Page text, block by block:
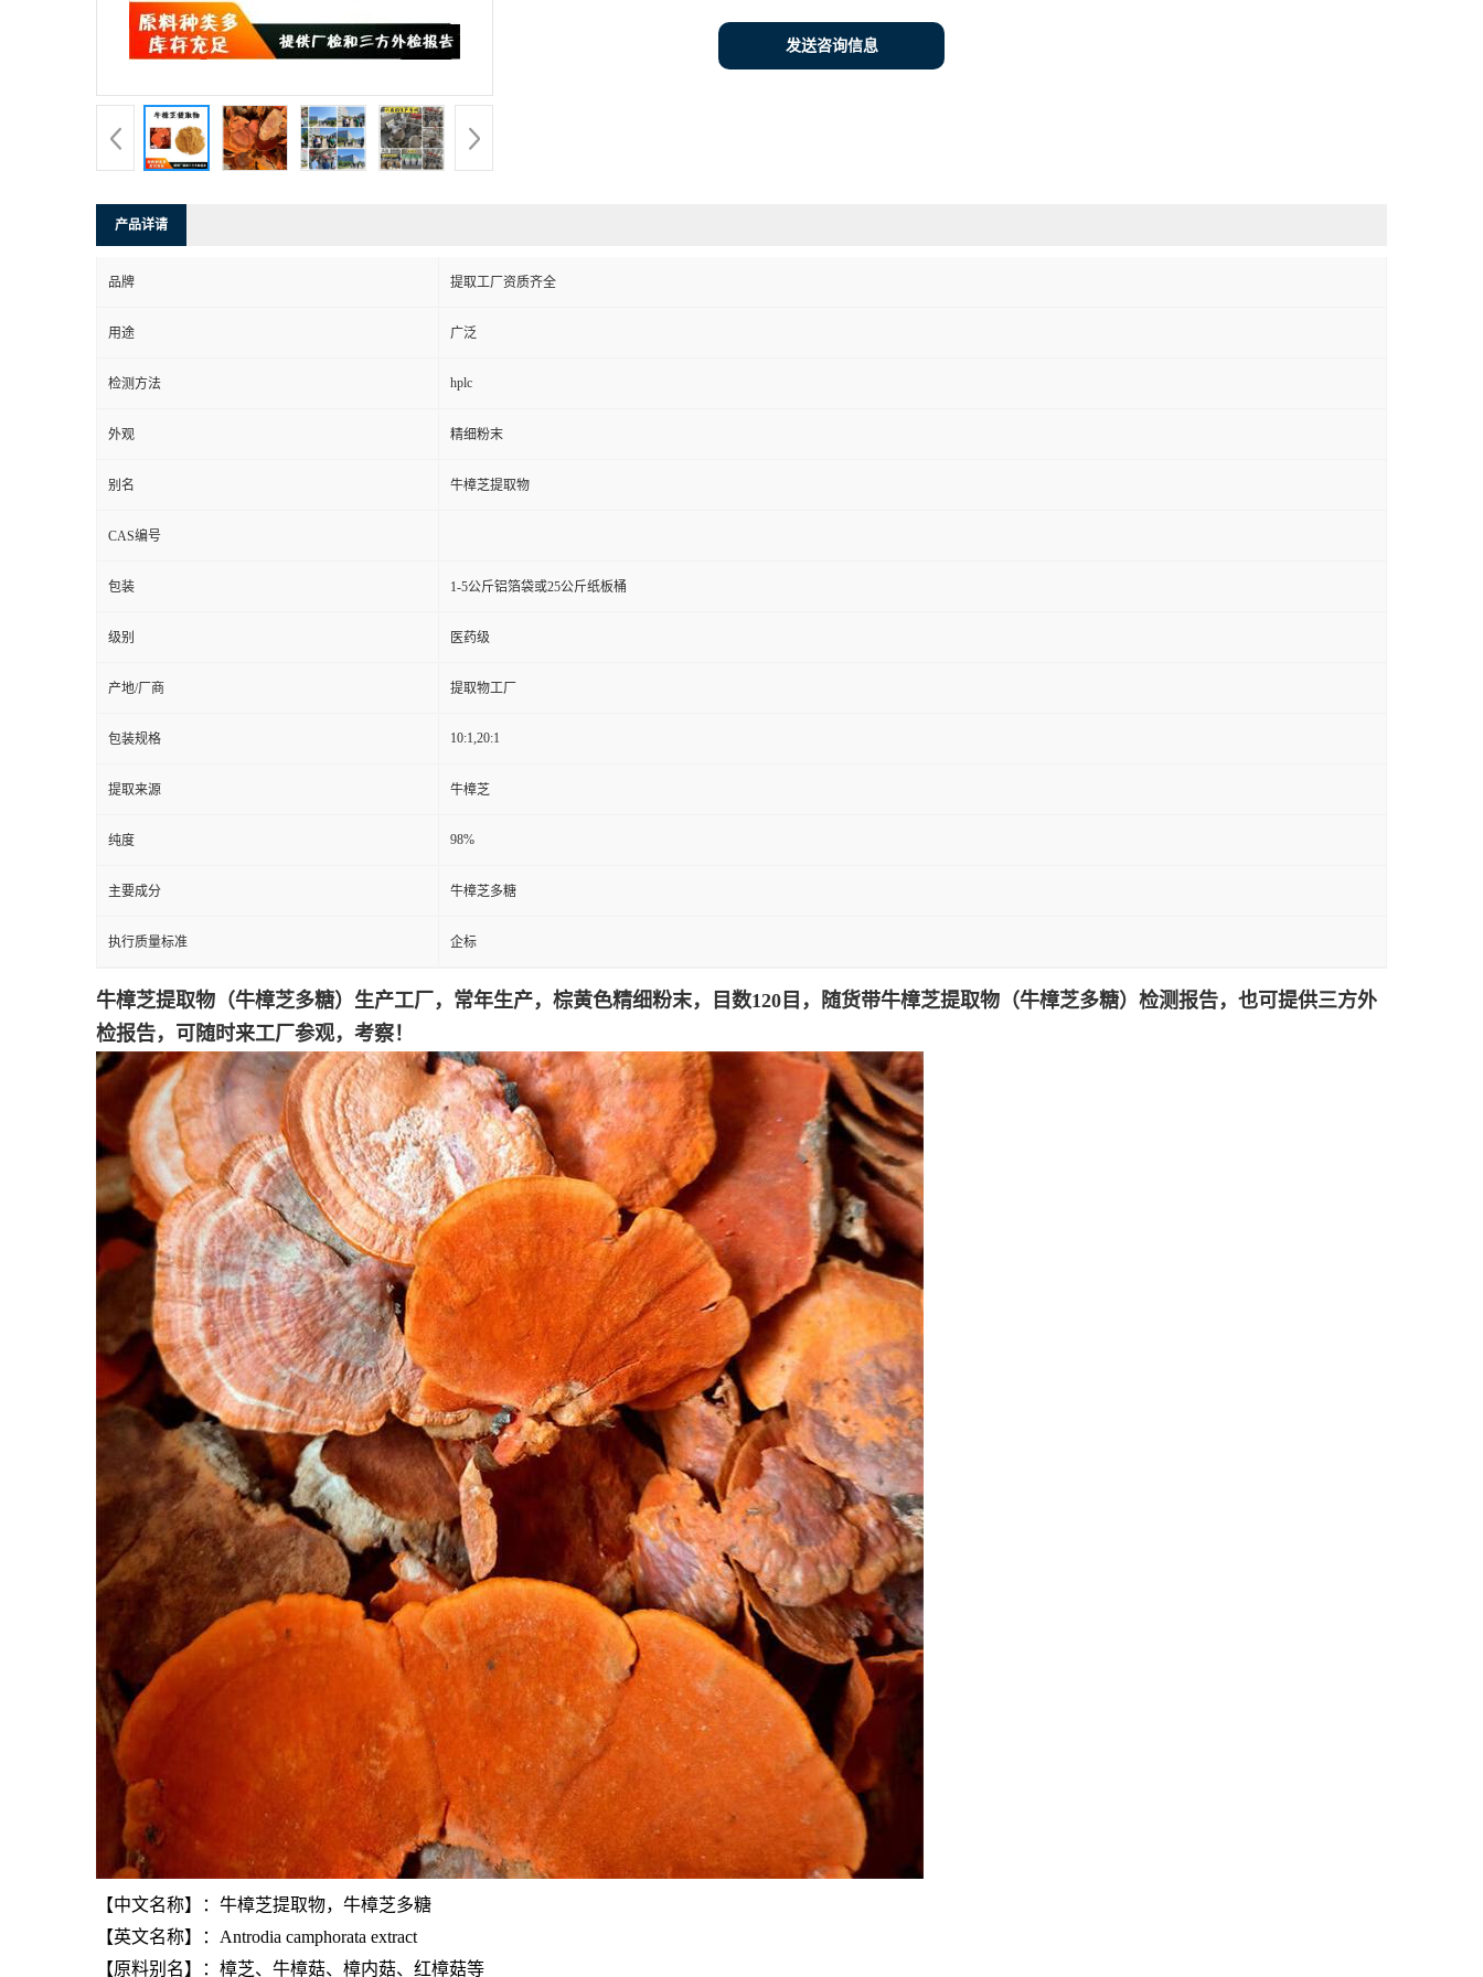
发送咨询信息
产品详请
品牌 提取工厂资质齐全
用途 广泛
检测方法 hplc
外观 精细粉末
别名 牛樟芝提取物
CAS编号
包装 1-5公斤铝箔袋或25公斤纸板桶
级别 医药级
产地/厂商 提取物工厂
包装规格 10:1,20:1
提取来源 牛樟芝
纯度 98%
主要成分 牛樟芝多糖
执行质量标准 企标
牛樟芝提取物（牛樟芝多糖）生产工厂，常年生产，棕黄色精细粉末，目数120目，随货带牛樟芝提取物（牛樟芝多糖） 检测报告，也可提供三方外
检报告，可随时来工厂参观，考察！
【中文名称】：牛樟芝提取物，牛樟芝多糖
【英文名称】：Antrodia camphorata extract
【原料别名】：樟芝、牛樟菇、樟内菇、红樟菇等